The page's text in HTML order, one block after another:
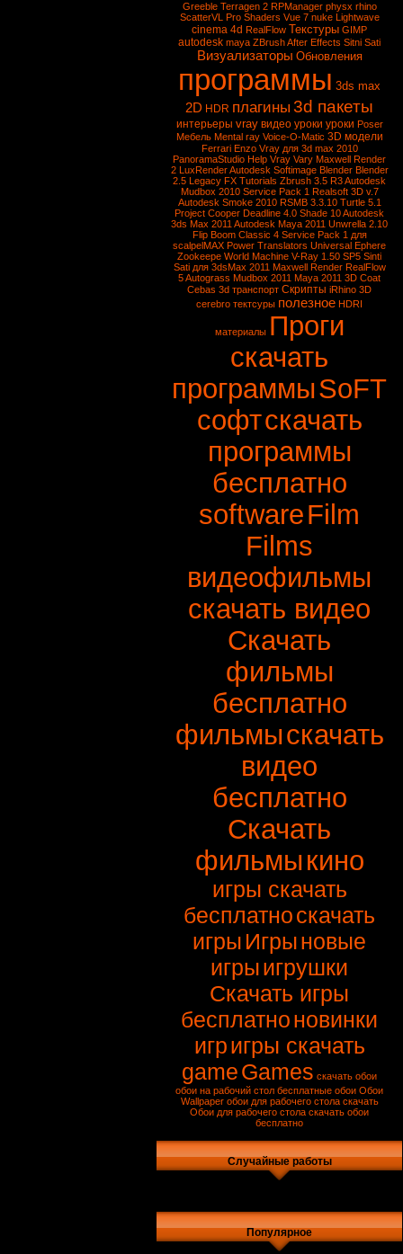
Greeble Terragen 2 RPManager physx rhino
ScatterVL Pro Shaders Vue 7 nuke Lightwave
cinema 4d RealFlow Текстуры GIMP
autodesk maya ZBrushAfter Effects Sitni Sati
Визуализаторы Обновления
программы 3ds max
2D HDR плагины 3d пакеты
интерьеры vray видео уроки уроки Poser
Мебель Mental ray Voice-O-Matic 3D модели
Ferrari Enzo Vray для 3d max 2010
PanoramaStudio Help Vray Vary Maxwell Render
2 LuxRender Autodesk Softimage Blender Blender
2.5 Legacy FX Tutorials Zbrush 3.5 R3Autodesk
Mudbox 2010 Service Pack 1 Realsoft 3D v.7
Autodesk Smoke 2010 RSMB 3.3.10 Turtle 5.1
Project Cooper Deadline 4.0 Shade 10Autodesk
3ds Max 2011 Autodesk Maya 2011 Unwrella 2.10
Flip Boom Classic 4 Service Pack 1 для
scalpelMAX Power Translators Universal Ephere
Zookeepe World Machine V-Ray 1.50 SP5 Sinti
Sati для 3dsMax 2011 Maxwell Render RealFlow
5Autograss Mudbox 2011 Maya 2011 3D Coat
Cebas 3d транспорт Скрипты iRhino 3D
cerebro тектсуры полезное HDRI
материалы Проги
скачать
программыSoFT
софтскачать
программы
бесплатно
softwareFilm
Films
видеофильмы
скачать видео
Скачать
фильмы
бесплатно
фильмыскачать
видео
бесплатно
Скачать
фильмыкино
игры скачать
бесплатноскачать
игры Игрыновые
игрыигрушки
Скачать игры
бесплатноновинки
игригры скачать
gameGames скачать обои
обои на рабочий стол бесплатные обои Обои
Wallpaper обои для рабочего стола скачать
Обои для рабочего стола скачать обои
бесплатно
Случайные работы
Популярное